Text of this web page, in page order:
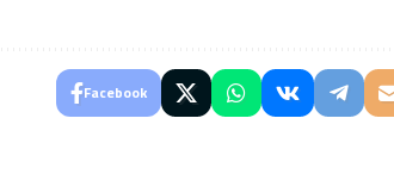
Facebook